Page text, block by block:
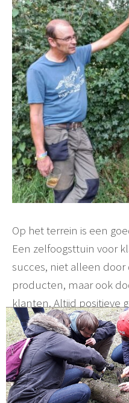
Op het terrein is een
Een zelfoogsttuin voor
succes, niet alleen
producten, maar ook
klanten. Altijd positieve
aantal zorgdieren op
resthout wordt
De samenwerking met
rond 2019. Elk jaar